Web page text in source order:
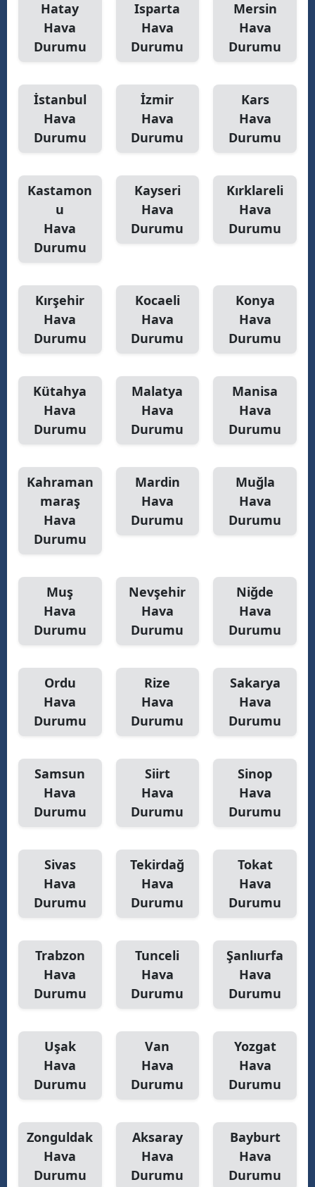
Hatay
Hava
Durumu
Isparta
Hava
Durumu
Mersin
Hava
Durumu
İstanbul
Hava
Durumu
İzmir
Hava
Durumu
Kars
Hava
Durumu
Kastamon
u
Hava
Durumu
Kayseri
Hava
Durumu
Kırklareli
Hava
Durumu
Kırşehir
Hava
Durumu
Kocaeli
Hava
Durumu
Konya
Hava
Durumu
Kütahya
Hava
Durumu
Malatya
Hava
Durumu
Manisa
Hava
Durumu
Kahraman
maraş
Hava
Durumu
Mardin
Hava
Durumu
Muğla
Hava
Durumu
Muş
Hava
Durumu
Nevşehir
Hava
Durumu
Niğde
Hava
Durumu
Ordu
Hava
Durumu
Rize
Hava
Durumu
Sakarya
Hava
Durumu
Samsun
Hava
Durumu
Siirt
Hava
Durumu
Sinop
Hava
Durumu
Sivas
Hava
Durumu
Tekirdağ
Hava
Durumu
Tokat
Hava
Durumu
Trabzon
Hava
Durumu
Tunceli
Hava
Durumu
Şanlıurfa
Hava
Durumu
Uşak
Hava
Durumu
Van
Hava
Durumu
Yozgat
Hava
Durumu
Zonguldak
Hava
Durumu
Aksaray
Hava
Durumu
Bayburt
Hava
Durumu